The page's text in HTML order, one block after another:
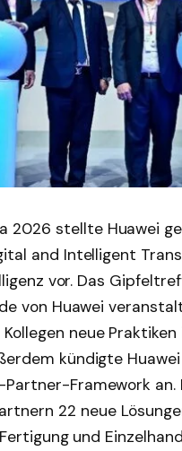
2026 stellte Huawei
and Intelligent
vor. Das
von Huawei
neue
kündigte
Partner-Framework
22 neue
und